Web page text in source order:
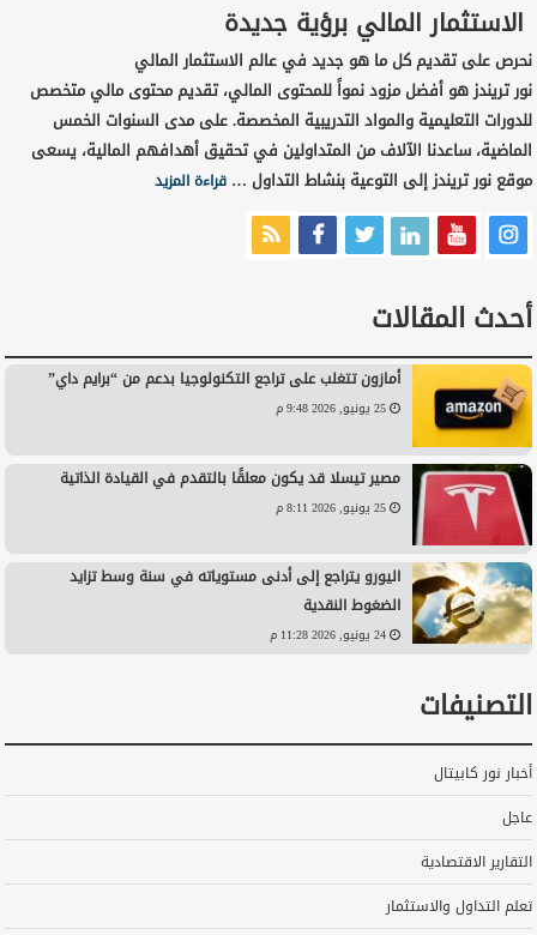
الاستثمار المالي برؤية جديدة
نحرص على تقديم كل ما هو جديد في عالم الاستثمار المالي
نور تريندز هو أفضل مزود نمواً للمحتوى المالي، تقديم محتوى مالي متخصص
للدورات التعليمية والمواد التدريبية المخصصة. على مدى السنوات الخمس
الماضية، ساعدنا الآلاف من المتداولين في تحقيق أهدافهم المالية، يسعى
موقع نور تريندز إلى التوعية بنشاط التداول …قراءة المزيد
أحدث المقالات
أمازون تتغلب على تراجع التكنولوجيا بدعم من “برايم داي”
25 يونيو, 2026 9:48 م
مصير تيسلا قد يكون معلقًا بالتقدم في القيادة الذاتية
25 يونيو, 2026 8:11 م
اليورو يتراجع إلى أدنى مستوياته في سنة وسط تزايد
الضغوط النقدية
24 يونيو, 2026 11:28 م
التصنيفات
أخبار نور كابيتال
عاجل
التقارير الاقتصادية
تعلم التداول والاستثمار